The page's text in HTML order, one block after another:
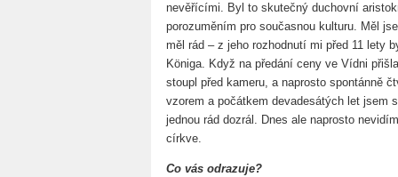
nevěřícími. Byl to skutečný duchovní
porozuměním pro současnou kulturu. Měl
měl rád – z jeho rozhodnutí mi před 11 lety
Königa. Když na předání ceny ve Vídni
stoupl před kameru, a naprosto spontánně
vzorem a počátkem devadesátých let jsem
jednou rád dozrál. Dnes ale naprosto
církve.
Co vás odrazuje?